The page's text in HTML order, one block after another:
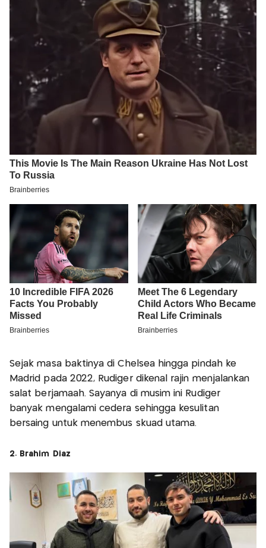
Sejak masa baktinya di Chelsea hingga pindah ke
Madrid pada 2022, Rudiger dikenal rajin menjalankan
salat berjamaah. Sayanya di musim ini Rudiger
banyak mengalami cedera sehingga kesulitan
bersaing untuk menembus skuad utama.
2. Brahim Diaz